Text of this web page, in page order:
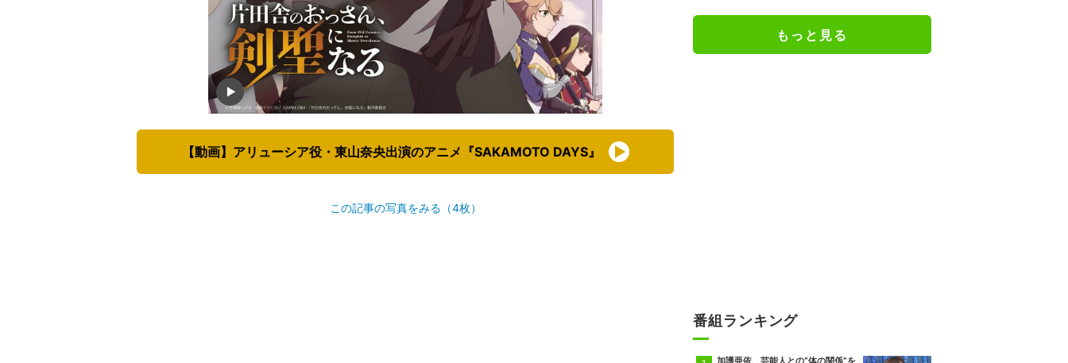
【動画】アリューシア役・東山奈央出演のアニメ『SAKAMOTO DAYS』
この記事の写真をみる（4枚）
もっと見る
番組ランキング
加護亜依、芸能人との“体の関係”を